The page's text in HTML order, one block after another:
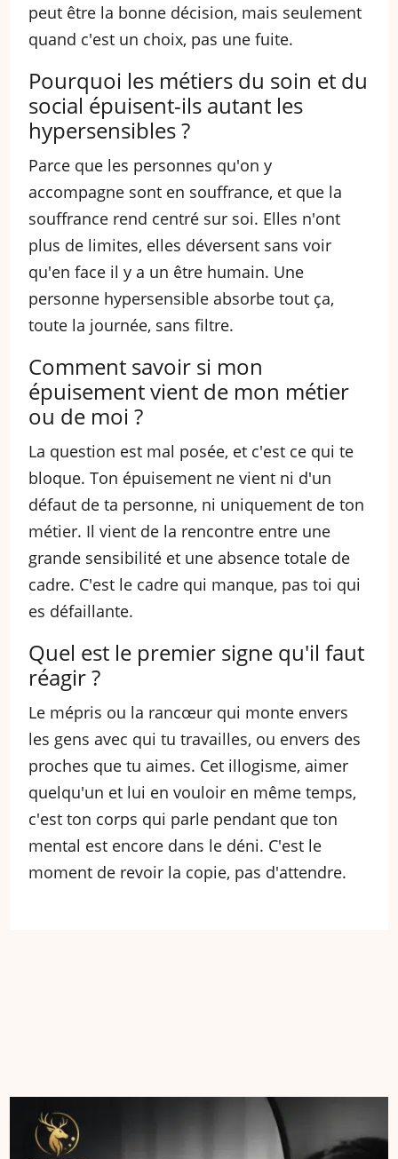
peut être la bonne décision, mais seulement
quand c'est un choix, pas une fuite.
Pourquoi les métiers du soin et du
social épuisent-ils autant les
hypersensibles ?
Parce que les personnes qu'on y
accompagne sont en souffrance, et que la
souffrance rend centré sur soi. Elles n'ont
plus de limites, elles déversent sans voir
qu'en face il y a un être humain. Une
personne hypersensible absorbe tout ça,
toute la journée, sans filtre.
Comment savoir si mon
épuisement vient de mon métier
ou de moi ?
La question est mal posée, et c'est ce qui te
bloque. Ton épuisement ne vient ni d'un
défaut de ta personne, ni uniquement de ton
métier. Il vient de la rencontre entre une
grande sensibilité et une absence totale de
cadre. C'est le cadre qui manque, pas toi qui
es défaillante.
Quel est le premier signe qu'il faut
réagir ?
Le mépris ou la rancœur qui monte envers
les gens avec qui tu travailles, ou envers des
proches que tu aimes. Cet illogisme, aimer
quelqu'un et lui en vouloir en même temps,
c'est ton corps qui parle pendant que ton
mental est encore dans le déni. C'est le
moment de revoir la copie, pas d'attendre.